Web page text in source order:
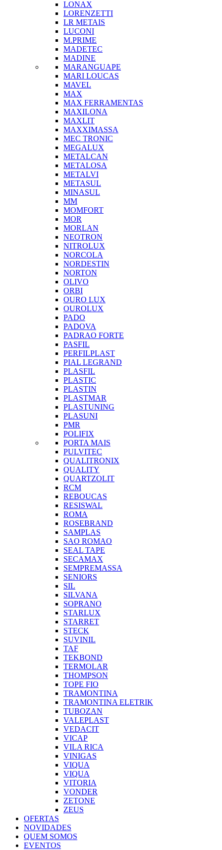
LONAX
LORENZETTI
LR METAIS
LUCONI
M.PRIME
MADETEC
MADINE
MARANGUAPE
MARI LOUCAS
MAVEL
MAX
MAX FERRAMENTAS
MAXILONA
MAXLIT
MAXXIMASSA
MEC TRONIC
MEGALUX
METALCAN
METALOSA
METALVI
METASUL
MINASUL
MM
MOMFORT
MOR
MORLAN
NEOTRON
NITROLUX
NORCOLA
NORDESTIN
NORTON
OLIVO
ORBI
OURO LUX
OUROLUX
PADO
PADOVA
PADRAO FORTE
PASFIL
PERFILPLAST
PIAL LEGRAND
PLASFIL
PLASTIC
PLASTIN
PLASTMAR
PLASTUNING
PLASUNI
PMR
POLIFIX
PORTA MAIS
PULVITEC
QUALITRONIX
QUALITY
QUARTZOLIT
RCM
REBOUCAS
RESISWAL
ROMA
ROSEBRAND
SAMPLAS
SAO ROMAO
SEAL TAPE
SECAMAX
SEMPREMASSA
SENIORS
SIL
SILVANA
SOPRANO
STARLUX
STARRET
STECK
SUVINIL
TAF
TEKBOND
TERMOLAR
THOMPSON
TOPE FIO
TRAMONTINA
TRAMONTINA ELETRIK
TUBOZAN
VALEPLAST
VEDACIT
VICAP
VILA RICA
VINIGAS
VIQUA
VIQUA
VITORIA
VONDER
ZETONE
ZEUS
OFERTAS
NOVIDADES
QUEM SOMOS
EVENTOS